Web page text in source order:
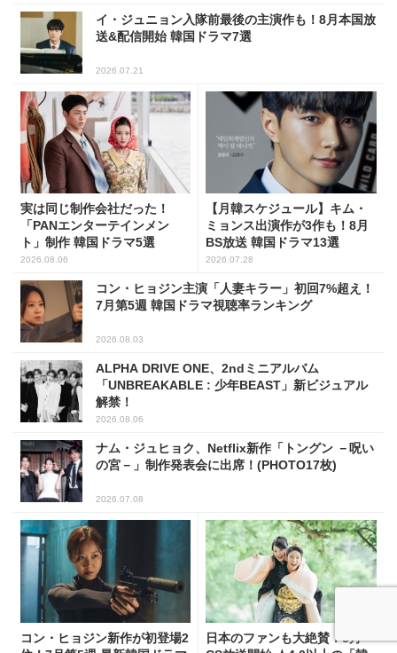
イ・ジュニョン入隊前最後の主演作も！8月本国放
送&配信開始 韓国ドラマ7選
2026.07.21
実は同じ制作会社だった！
「PANエンターテインメン
ト」制作 韓国ドラマ5選
2026.08.06
【月韓スケジュール】キム・
ミョンス出演作が3作も！8月
BS放送 韓国ドラマ13選
2026.07.28
コン・ヒョジン主演「人妻キラー」初回7%超え！
7月第5週 韓国ドラマ視聴率ランキング
2026.08.03
ALPHA DRIVE ONE、2ndミニアルバム
「UNBREAKABLE : 少年BEAST」新ビジュアル
解禁！
2026.08.06
ナム・ジュヒョク、Netflix新作「トングン －呪い
の宮－」制作発表会に出席！(PHOTO17枚)
2026.07.08
コン・ヒョジン新作が初登場2
日本のファンも大絶賛！8月